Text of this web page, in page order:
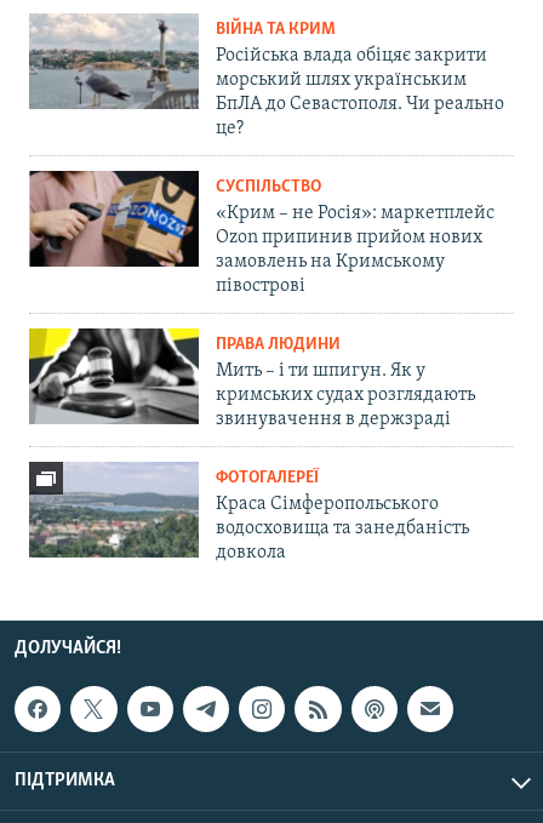
ВІЙНА ТА КРИМ
Російська влада обіцяє закрити
морський шлях українським
БпЛА до Севастополя. Чи реально
це?
СУСПІЛЬСТВО
«Крим – не Росія»: маркетплейс
Ozon припинив прийом нових
замовлень на Кримському
півострові
ПРАВА ЛЮДИНИ
Мить – і ти шпигун. Як у
кримських судах розглядають
звинувачення в держзраді
ФОТОГАЛЕРЕЇ
Краса Сімферопольського
водосховища та занедбаність
довкола
ДОЛУЧАЙСЯ!
ПІДТРИМКА